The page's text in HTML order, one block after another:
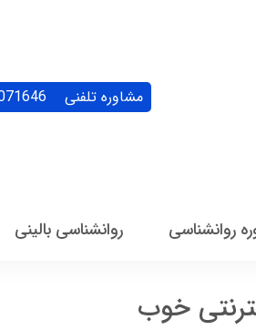
مشاوره تلفنی
روانشناسی روانشناسی بالینی
خوب